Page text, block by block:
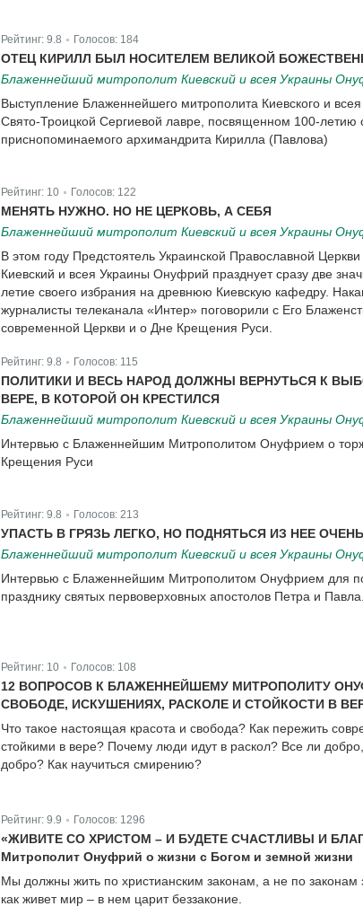
Рейтинг: 9.8 Голосов: 184
ОТЕЦ КИРИЛЛ БЫЛ НОСИТЕЛЕМ ВЕЛИКОЙ
Блаженнейший митрополит Киевский и всея Украины
Выступление Блаженнейшего митрополита Киевского и
Свято-Троицкой Сергиевой лавре, посвященном 100-летию
приснопоминаемого архимандрита Кирилла (Павлова)
Рейтинг: 10 Голосов: 122
МЕНЯТЬ НУЖНО. НО НЕ ЦЕРКОВЬ, А СЕБЯ
Блаженнейший митрополит Киевский и всея Украины
В этом году Предстоятель Украинской Православной
Киевский и всея Украины Онуфрий празднует сразу две
летие своего избрания на древнюю Киевскую кафедру.
журналисты телеканала «Интер» поговорили с Его
современной Церкви и о Дне Крещения Руси.
Рейтинг: 9.8 Голосов: 115
ПОЛИТИКИ И ВЕСЬ НАРОД ДОЛЖНЫ ВЕРНУТЬСЯ К
ВЕРЕ, В КОТОРОЙ ОН КРЕСТИЛСЯ
Блаженнейший митрополит Киевский и всея Украины
Интервью с Блаженнейшим Митрополитом Онуфрием о
Крещения Руси
Рейтинг: 9.8 Голосов: 213
УПАСТЬ В ГРЯЗЬ ЛЕГКО, НО ПОДНЯТЬСЯ ИЗ НЕЕ
Блаженнейший митрополит Киевский и всея Украины
Интервью с Блаженнейшим Митрополитом Онуфрием для
празднику святых первоверховных апостолов Петра и Павла.
Рейтинг: 10 Голосов: 108
12 ВОПРОСОВ К БЛАЖЕННЕЙШЕМУ МИТРОПОЛИТУ
СВОБОДЕ, ИСКУШЕНИЯХ, РАСКОЛЕ И СТОЙКОСТИ В
Что такое настоящая красота и свобода? Как пережить
стойкими в вере? Почему люди идут в раскол? Все ли
добро? Как научиться смирению?
Рейтинг: 9.9 Голосов: 1296
«ЖИВИТЕ СО ХРИСТОМ – И БУДЕТЕ СЧАСТЛИВЫ И
Митрополит Онуфрий о жизни с Богом и земной жизни
Мы должны жить по христианским законам, а не по законам
как живет мир – в нем царит беззаконие.